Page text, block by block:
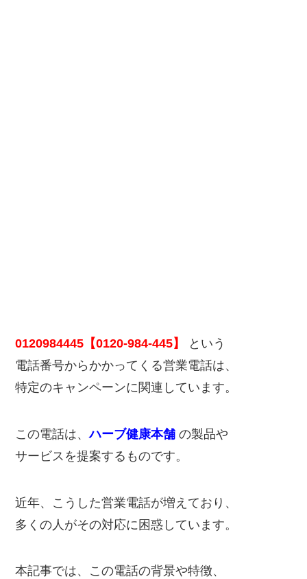
0120984445【0120-984-445】
という
電話番号からかかってくる営業電話は、
特定のキャンペーンに関連しています。
この電話は、ハーブ健康本舗 の製品や
サービスを提案するものです。
近年、こうした営業電話が増えており、
多くの人がその対応に困惑しています。
本記事では、この電話の背景や特徴、